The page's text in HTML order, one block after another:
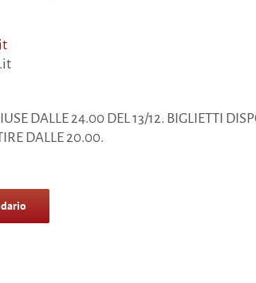
DALLE 24.00 DEL 13/12. BIGLIETTI
DALLE 20.00.